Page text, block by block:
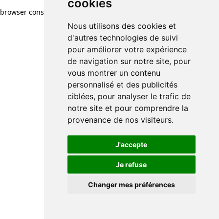
cookies
Nous utilisons des cookies et
d'autres technologies de suivi
pour améliorer votre expérience
de navigation sur notre site, pour
vous montrer un contenu
personnalisé et des publicités
ciblées, pour analyser le trafic de
notre site et pour comprendre la
provenance de nos visiteurs.
J'accepte
Je refuse
Changer mes préférences
browser console for more information)